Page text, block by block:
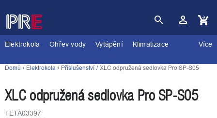
na
obsah
Nákupní
košík
Elektrokola
Ohřev vody Vytápění Klimatizace Více
Domů Elektrokola Příslušenství XLC odpružená sedlovka Pro SP-S05
XLC odpružená sedlovka Pro SP-S05
TETA03397